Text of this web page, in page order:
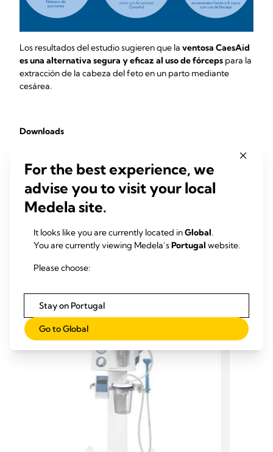
Los resultados del estudio sugieren que la ventosa CaesAid
es una alternativa segura y eficaz al uso de fórceps para la
extracción de la cabeza del feto en un parto mediante
cesárea.
Downloads
*An audit of the CaesAid vacuum-assisted delivery cup
compared to forceps delivery of the fetal head at
RELACIONADOS
For the best experience, we
advise you to visit your local
Medela site.
It looks like you are currently located inGlobal.
You are currently viewing Medela’sPortugal website.
Please choose:
Stay on Portugal
Go to Global